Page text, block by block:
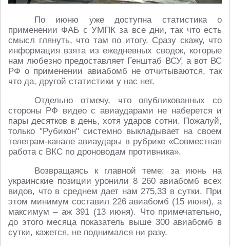
По июню уже доступна статистика о
применении ФАБ с УМПК за все дни, так что есть
смысл глянуть, что там по итогу. Сразу скажу, что
информация взята из ежедневных сводок, которые
нам любезно предоставляет Генштаб ВСУ, а вот ВС
РФ о применении авиабомб не отчитываются, так
что да, другой статистики у нас нет.
Отдельно отмечу, что опубликованных со
стороны РФ видео с авиаударами не наберется и
пары десятков в день, хотя ударов сотни. Пожалуй,
только "Рубикон" системно выкладывает на своем
телеграм-канале авиаудары в рубрике «Совместная
работа с ВКС по дроноводам противника».
Возвращаясь к главной теме: за июнь на
украинские позиции уронили 8 260 авиабомб всех
видов, что в среднем дает нам 275,33 в сутки. При
этом минимум составил 226 авиабомб (15 июня), а
максимум – аж 391 (13 июня). Что примечательно,
до этого месяца показатель выше 300 авиабомб в
сутки, кажется, не поднимался ни разу.